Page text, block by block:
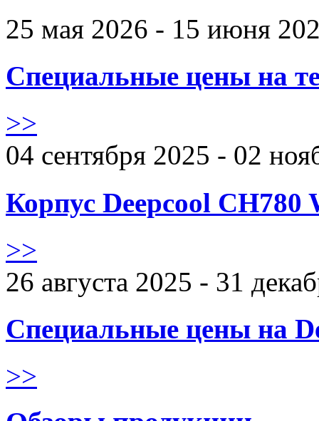
25 мая 2026 - 15 июня
Специальные цены на
>>
04 сентября 2025 - 02
Корпус Deepcool CH780
>>
26 августа 2025 - 31
Специальные цены на
>>